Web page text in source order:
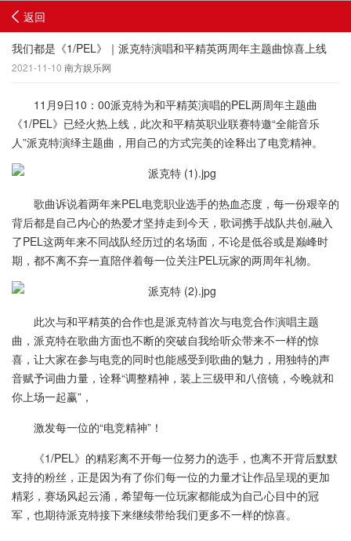
返回
我们都是《1/PEL》｜派克特演唱和平精英两周年主题曲惊喜上线
2021-11-10 南方娱乐网
11月9日10：00派克特为和平精英演唱的PEL两周年主题曲
《1/PEL》已经火热上线，此次和平精英职业联赛特邀“全能音乐
人”派克特演绎主题曲，用自己的方式完美的诠释出了电竞精神。
歌曲诉说着两年来PEL电竞职业选手的热血态度，每一份艰辛的
背后都是自己内心的热爱才坚持走到今天，歌词携手战队共创,融入
了PEL这两年来不同战队经历过的名场面，不论是低谷或是巅峰时
期，都不离不弃一直陪伴着每一位关注PEL玩家的两周年礼物。
此次与和平精英的合作也是派克特首次与电竞合作演唱主题
曲，派克特在歌曲方面也不断的突破自我给听众带来不一样的惊
喜，让大家在参与电竞的同时也能感受到歌曲的魅力，用独特的声
音赋予词曲力量，诠释“调整精神，装上三级甲和八倍镜，今晚就和
你上场一起赢”，
激发每一位的“电竞精神”！
《1/PEL》的精彩离不开每一位努力的选手，也离不开背后默默
支持的粉丝，正是因为有了你们每一位的力量才让作品呈现的更加
精彩，赛场风起云涌，希望每一位玩家都能成为自己心目中的冠
军，也期待派克特接下来继续带给我们更多不一样的惊喜。